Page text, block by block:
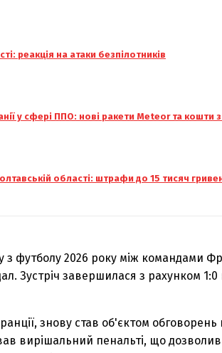
реакція на атаки безпілотників
у сфері ППО: нові ракети Meteor та кошти з
області: штрафи до 15 тисяч
з футболу 2026 року між командами
Зустріч завершилася з рахунком 1:0
знову став об'єктом
вирішальний пенальті, що